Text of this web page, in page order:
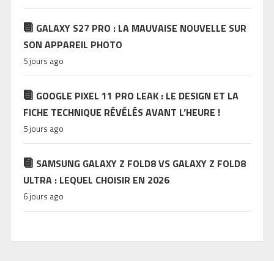
GALAXY S27 PRO : LA MAUVAISE NOUVELLE SUR
SON APPAREIL PHOTO
5 jours ago
GOOGLE PIXEL 11 PRO LEAK : LE DESIGN ET LA
FICHE TECHNIQUE RÉVÉLÉS AVANT L’HEURE !
5 jours ago
SAMSUNG GALAXY Z FOLD8 VS GALAXY Z FOLD8
ULTRA : LEQUEL CHOISIR EN 2026
6 jours ago